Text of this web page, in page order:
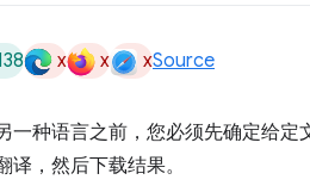
x x xSource
一种语言之前，您必须先确定给
，然后下载结果。